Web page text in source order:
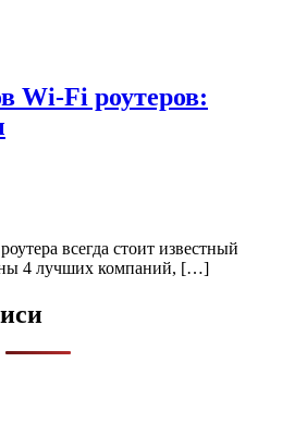
Wi-Fi роутеров:
всегда стоит известный
4 лучших компаний, […]